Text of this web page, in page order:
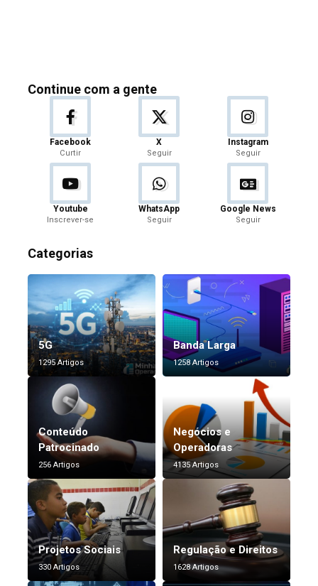
Continue com a gente
Facebook
Curtir
X
Seguir
Instagram
Seguir
Youtube
Inscrever-se
WhatsApp
Seguir
Google News
Seguir
Categorias
5G
1295 Artigos
Banda Larga
1258 Artigos
Conteúdo
Patrocinado
256 Artigos
Negócios e
Operadoras
4135 Artigos
Projetos Sociais
330 Artigos
Regulação e Direitos
1628 Artigos